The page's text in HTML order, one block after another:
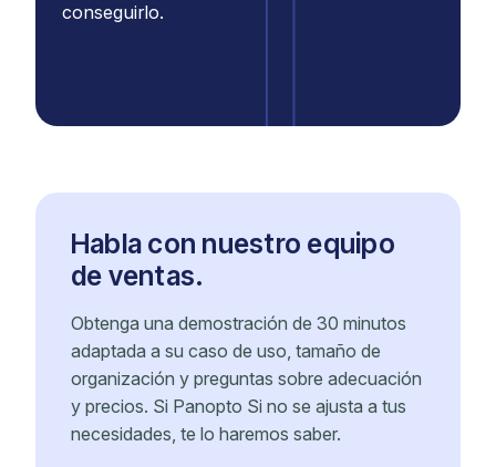
conseguirlo.
Habla con nuestro equipo
de ventas.
Obtenga una demostración de 30 minutos
adaptada a su caso de uso, tamaño de
organización y preguntas sobre adecuación
y precios. Si Panopto Si no se ajusta a tus
necesidades, te lo haremos saber.